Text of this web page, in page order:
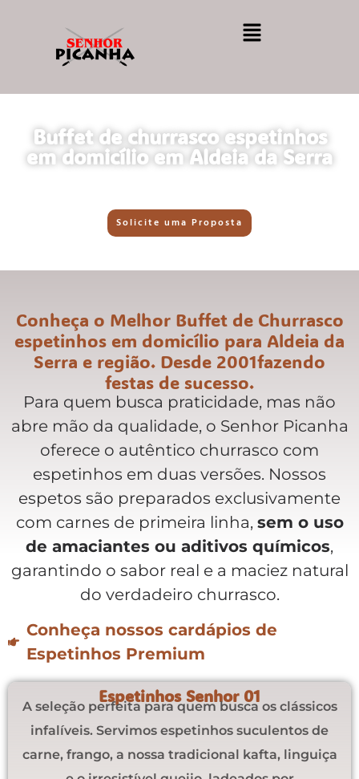
Buffet de churrasco espetinhos
em domicílio em Aldeia da Serra
Solicite uma Proposta
Conheça o Melhor Buffet de Churrasco
espetinhos em domicílio para Aldeia da
Serra e região. Desde 2001fazendo
festas de sucesso.
Para quem busca praticidade, mas não
abre mão da qualidade, o Senhor Picanha
oferece o autêntico churrasco com
espetinhos em duas versões. Nossos
espetos são preparados exclusivamente
com carnes de primeira linha, sem o uso
de amaciantes ou aditivos químicos,
garantindo o sabor real e a maciez natural
do verdadeiro churrasco.
Conheça nossos cardápios de
Espetinhos Premium​
Espetinhos Senhor 01
A seleção perfeita para quem busca os clássicos
infalíveis. Servimos espetinhos suculentos de
carne, frango, a nossa tradicional kafta, linguiça